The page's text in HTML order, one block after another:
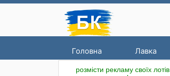
Головна Лавка
розмісти рекламу своїх лотів